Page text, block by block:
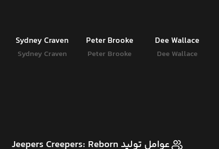
Dee Wallace
Dee Wallace
Peter Brooke
Peter Brooke
Sydney Craven
Sydney Craven
عوامل تولید Jeepers Creepers: Reborn